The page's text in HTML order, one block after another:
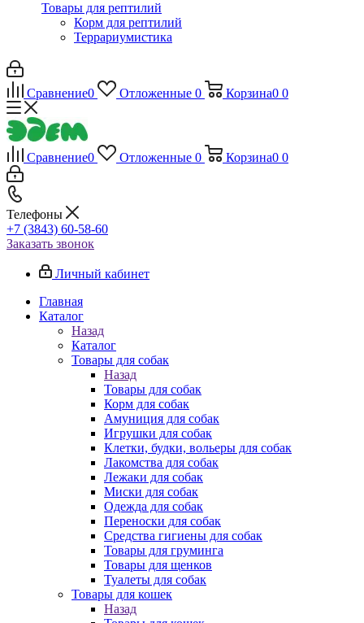
Товары для рептилий
Корм для рептилий
Террариумистика
Сравнение0 Отложенные 0 Корзина0 0
Сравнение0 Отложенные 0 Корзина0 0
Телефоны
+7 (3843) 60-58-60
Заказать звонок
Личный кабинет
Главная
Каталог
Назад
Каталог
Товары для собак
Назад
Товары для собак
Корм для собак
Амуниция для собак
Игрушки для собак
Клетки, будки, вольеры для собак
Лакомства для собак
Лежаки для собак
Миски для собак
Одежда для собак
Переноски для собак
Средства гигиены для собак
Товары для груминга
Товары для щенков
Туалеты для собак
Товары для кошек
Назад